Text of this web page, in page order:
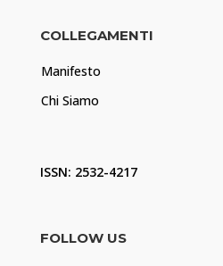
COLLEGAMENTI
Manifesto
Chi Siamo
ISSN: 2532-4217
FOLLOW US